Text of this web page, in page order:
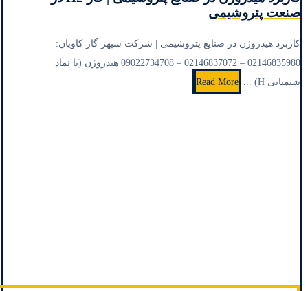
صنعت پتروشیمی
کاربرد هیدروژن در صنایع پتروشیمی | شرکت سپهر گاز کاویان:
02146835980 – 02146837072 – 09022734708 هیدروژن (با نماد
شیمیایی H) ...
Read More